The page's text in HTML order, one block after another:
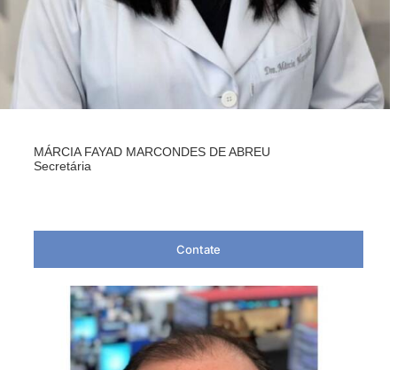
MÁRCIA FAYAD MARCONDES DE ABREU
Secretária
Contate